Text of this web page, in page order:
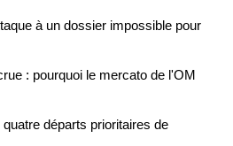
à un dossier impossible pour
: pourquoi le mercato de l'OM
départs prioritaires de